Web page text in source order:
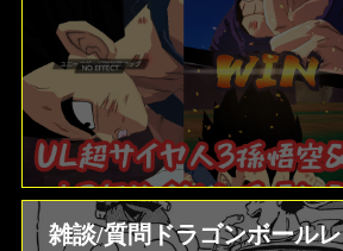
雑談/質問ドラゴンボールレジェンズ掲示